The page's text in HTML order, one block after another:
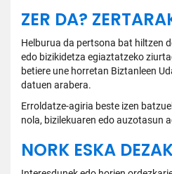
ZER DA?
Helburua da pertsona bat hiltzen
edo bizikidetza egiaztatzeko
betiere une horretan Biztanleen
datuen arabera.
Erroldatze-agiria beste izen
nola, bizilekuaren edo auzotasun
NORK ESKA